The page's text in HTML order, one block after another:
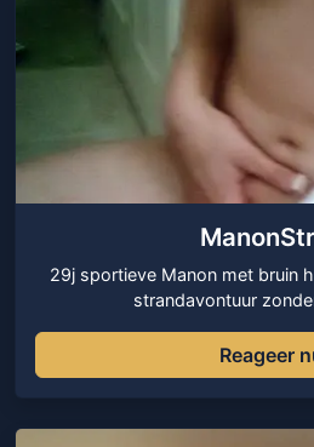
29j sportieve Manon met bruin
strandavontuur
Reageer